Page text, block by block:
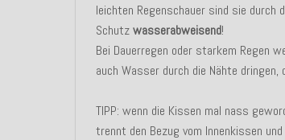
leichten Regenschauer sind sie durch
Schutzwasserabweisend!
Bei Dauerregen oder starkem Regen
auch Wasser durch die Nähte
TIPP: wenn die Kissen mal nass
trennt den Bezug vom Innenkissen